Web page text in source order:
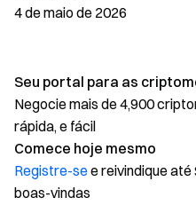
4 de maio de 2026
Seu portal para as
Negocie mais de 4,900
rápida, e fácil
Comece hoje mesmo
Registre-see reivindique
boas-vindas